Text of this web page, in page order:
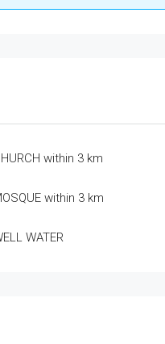
within 3 km
within 3 km
WATER